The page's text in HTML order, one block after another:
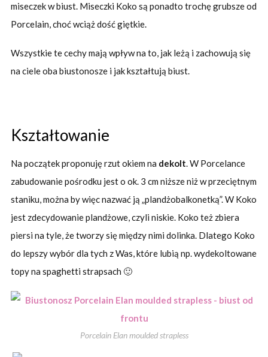
miseczek w biust. Miseczki Koko są ponadto trochę grubsze od
Porcelain, choć wciąż dość giętkie.
Wszystkie te cechy mają wpływ na to, jak leżą i zachowują się
na ciele oba biustonosze i jak kształtują biust.
Kształtowanie
Na początek proponuję rzut okiem na dekolt . W Porcelance
zabudowanie pośrodku jest o ok. 3 cm niższe niż w przeciętnym
staniku, można by więc nazwać ją „plandżobalkonetką”. W Koko
jest zdecydowanie plandżowe, czyli niskie. Koko też zbiera
piersi na tyle, że tworzy się między nimi dolinka. Dlatego Koko
do lepszy wybór dla tych z Was, które lubią np. wydekoltowane
topy na spaghetti strapsach 🙂
Porcelain Elan moulded strapless